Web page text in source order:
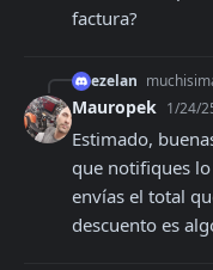
factura?
ezelan muchisimas gracias.
Mauropek 1/24/
Estimado,
que notifiques lo
envías el total
descuento es